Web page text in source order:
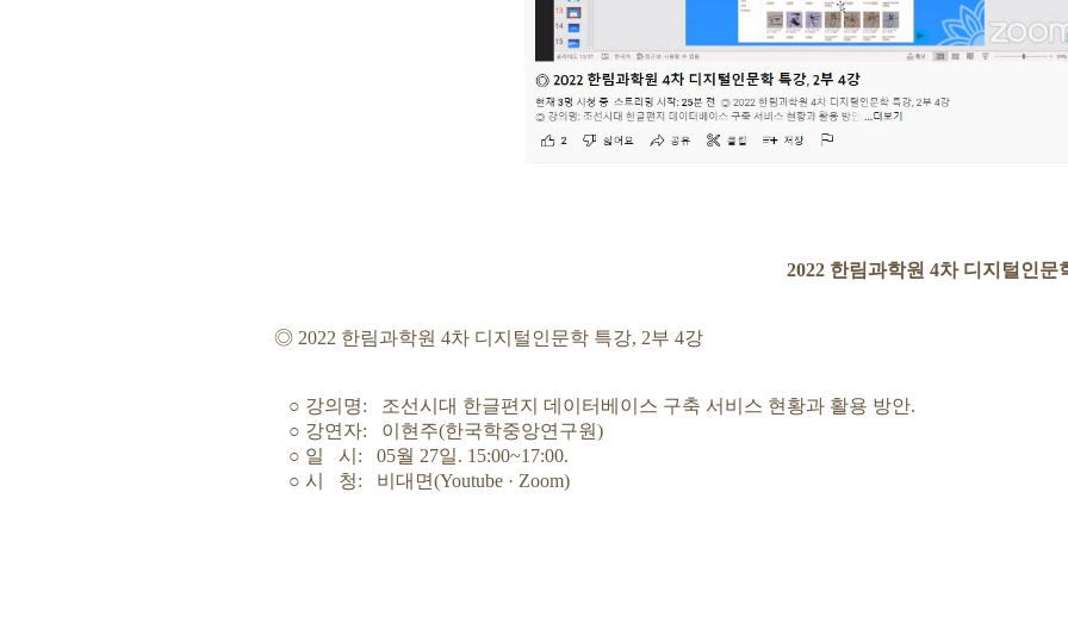
2022 한림과학원 4차 디지털인문
◎ 2022 한림과학원 4차 디지털인문학 특강, 2부 4강
○ 강의명: 조선시대 한글편지 데이터베이스 구축 서비스 현황과 활용 방안.
○ 강연자: 이현주(한국학중앙연구원)
○ 일 시: 05월 27일. 15:00~17:00.
○ 시 청: 비대면(Youtube · Zoom)